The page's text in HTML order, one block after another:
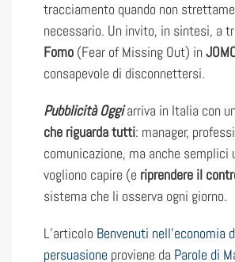
tracciamento quando non
necessario. Un invito, in sintesi, a
Fomo (Fear of Missing Out) in
consapevole di disconnettersi.
Pubblicità Oggiarriva in Italia con un
che riguarda tutti: manager,
comunicazione, ma anche semplici
vogliono capire (e riprendere il
sistema che li osserva ogni giorno.
L’articolo Benvenuti nell’economia
persuasione proviene da Parole di